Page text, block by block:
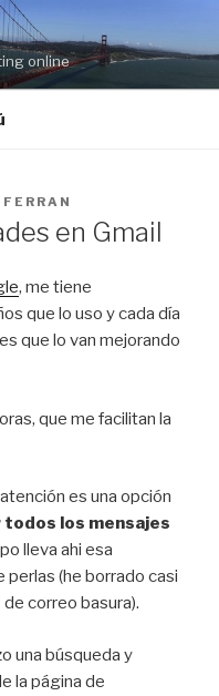
online
FERRAN
en Gmail
, me tiene
que lo uso y cada día
que lo van mejorando
que me facilitan la
es una opción
todos los mensajes
lleva ahi esa
perlas (he borrado casi
correo basura).
una búsqueda y
la página de